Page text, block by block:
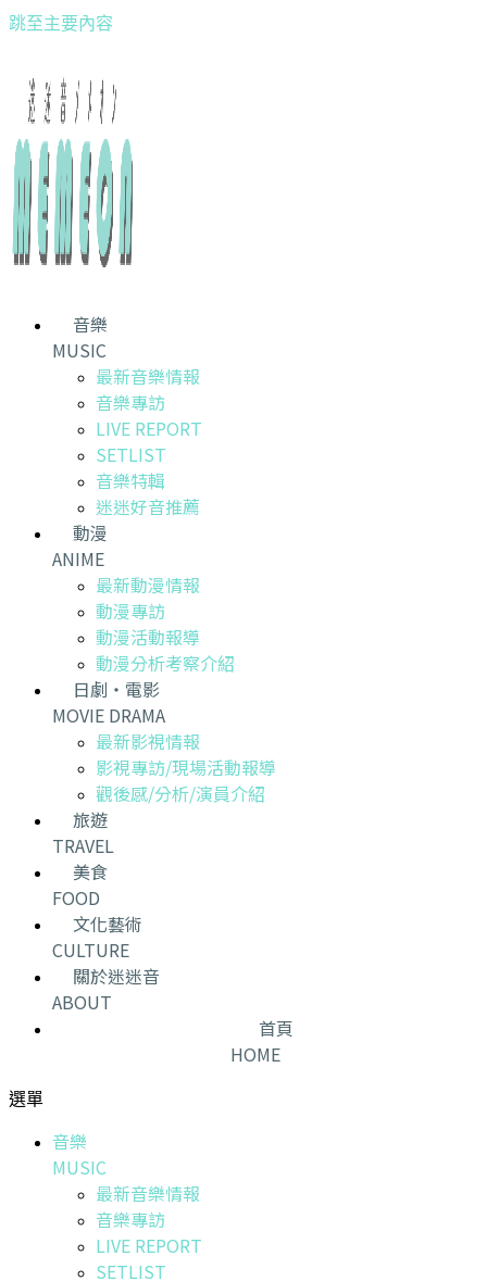
跳至主要內容
音樂
MUSIC
最新音樂情報
音樂專訪
LIVE REPORT
SETLIST
音樂特輯
迷迷好音推薦
動漫
ANIME
最新動漫情報
動漫專訪
動漫活動報導
動漫分析考察介紹
日劇・電影
MOVIE DRAMA
最新影視情報
影視專訪/現場活動報導
觀後感/分析/演員介紹
旅遊
TRAVEL
美食
FOOD
文化藝術
CULTURE
關於迷迷音
ABOUT
首頁
HOME
選單
音樂
MUSIC
最新音樂情報
音樂專訪
LIVE REPORT
SETLIST